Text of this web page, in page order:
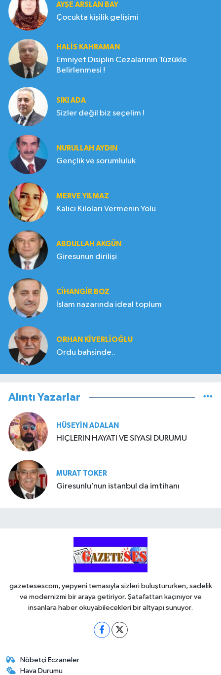
AYŞE ARSLAN BAY
Çocukta kişilik gelişimi
HALIS KAHRAMAN
Emniyet Disiplin Cezalarının Tüzükle
Belirlenmesi !
SIKI ADA
Sizler değil biz seçelim !
NURULLAH AYDIN
Gençlik ve sorumluluk
MERVE YILMAZ
Kalıcı Kiloları Vermenin Yolu
ABDULLAH AKGÜN
Giresunun dirilişi
CIHANGIR BOZ
İslam nazarında ideal toplum
ORHAN KIVERLIOĞLU
Ordu bahsinde..
Alıntı Yazarlar
HÜSEYIN ADALAN
HİÇLERİN HAYATI VE SİYASİ DURUMU
MURAT TOKER
Giresunlu’nun istanbul da imtihanı
gazetesescom, yepyeni temasıyla sizleri buluştururken, sadelik
ve modernizmi bir araya getiriyor. Şatafattan kaçınıyor ve
insanlara haber okuyabilecekleri bir altyapı sunuyor.
Nöbetçi Eczaneler
Hava Durumu